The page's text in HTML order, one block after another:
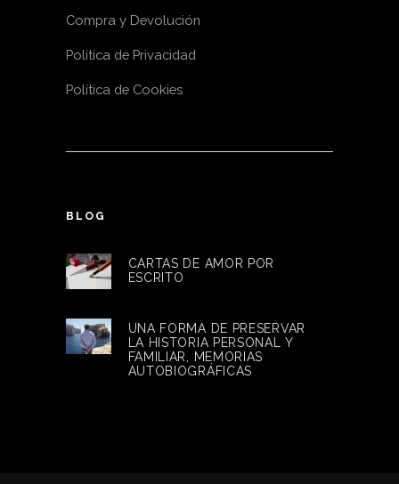
Compra y Devolución
Política de Privacidad
Política de Cookies
BLOG
CARTAS DE AMOR POR
ESCRITO
UNA FORMA DE PRESERVAR
LA HISTORIA PERSONAL Y
FAMILIAR, MEMORIAS
AUTOBIOGRÁFICAS